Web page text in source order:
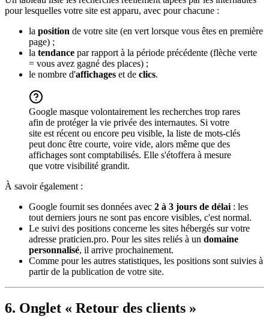
pour lesquelles votre site est apparu, avec pour chacune :
la position de votre site (en vert lorsque vous êtes en première
page) ;
la tendance par rapport à la période précédente (flèche verte
= vous avez gagné des places) ;
le nombre d'affichages et de clics.
Google masque volontairement les recherches trop rares
afin de protéger la vie privée des internautes. Si votre
site est récent ou encore peu visible, la liste de mots-clés
peut donc être courte, voire vide, alors même que des
affichages sont comptabilisés. Elle s'étoffera à mesure
que votre visibilité grandit.
À savoir également :
Google fournit ses données avec 2 à 3 jours de délai: les
tout derniers jours ne sont pas encore visibles, c'est normal.
Le suivi des positions concerne les sites hébergés sur votre
adresse praticien.pro. Pour les sites reliés à un domaine
personnalisé, il arrive prochainement.
Comme pour les autres statistiques, les positions sont suivies à
partir de la publication de votre site.
6. Onglet « Retour des clients »